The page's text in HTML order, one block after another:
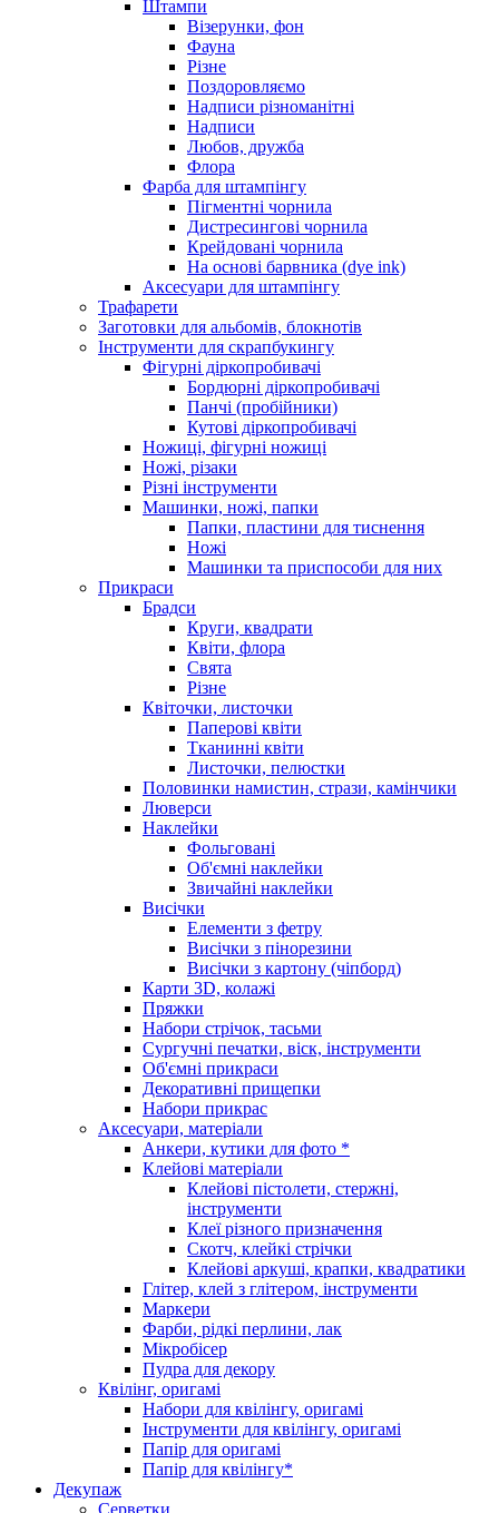
Штампи
Візерунки, фон
Фауна
Різне
Поздоровляємо
Надписи різноманітні
Надписи
Любов, дружба
Флора
Фарба для штампінгу
Пігментні чорнила
Дистресингові чорнила
Крейдовані чорнила
На основі барвника (dye ink)
Аксесуари для штампінгу
Трафарети
Заготовки для альбомів, блокнотів
Інструменти для скрапбукингу
Фігурні діркопробивачі
Бордюрні діркопробивачі
Панчі (пробійники)
Кутові діркопробивачі
Ножиці, фігурні ножиці
Ножі, різаки
Різні інструменти
Машинки, ножі, папки
Папки, пластини для тиснення
Ножі
Машинки та приспособи для них
Прикраси
Брадси
Круги, квадрати
Квіти, флора
Свята
Різне
Квіточки, листочки
Паперові квіти
Тканинні квіти
Листочки, пелюстки
Половинки намистин, стрази, камінчики
Люверси
Наклейки
Фольговані
Об'ємні наклейки
Звичайні наклейки
Висічки
Елементи з фетру
Висічки з пінорезини
Висічки з картону (чіпборд)
Карти 3D, колажі
Пряжки
Набори стрічок, тасьми
Сургучні печатки, віск, інструменти
Об'ємні прикраси
Декоративні прищепки
Набори прикрас
Аксесуари, матеріали
Анкери, кутики для фото *
Клейові матеріали
Клейові пістолети, стержні,
інструменти
Клеї різного призначення
Скотч, клейкі стрічки
Клейові аркуші, крапки, квадратики
Глітер, клей з глітером, інструменти
Маркери
Фарби, рідкі перлини, лак
Мікробісер
Пудра для декору
Квілінг, оригамі
Набори для квілінгу, оригамі
Інструменти для квілінгу, оригамі
Папір для оригамі
Папір для квілінгу*
Декупаж
Серветки